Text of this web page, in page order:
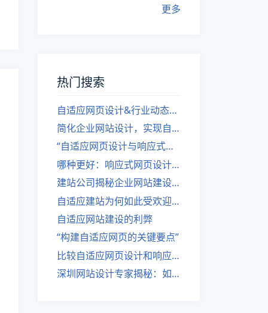
更多
热门搜索
自适应网页设计&行业动态，关注建站。
简化企业网站设计，实现自适应设计的方法
“自适应网页设计与响应式网站建设的异同”
哪种更好：响应式网页设计还是自适应网站？
建站公司揭秘企业网站建设核心原则
自适应建站为何如此受欢迎？
自适应网站建设的利弊
“构建自适应网页的关键要点”
比较自适应网页设计和响应式网站的差异
深圳网站设计专家揭秘：如何实现自适应网页设计